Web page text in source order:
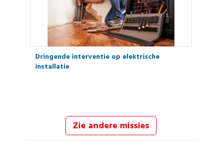
Dringende interventie op elektrische
installatie
Zie andere missies